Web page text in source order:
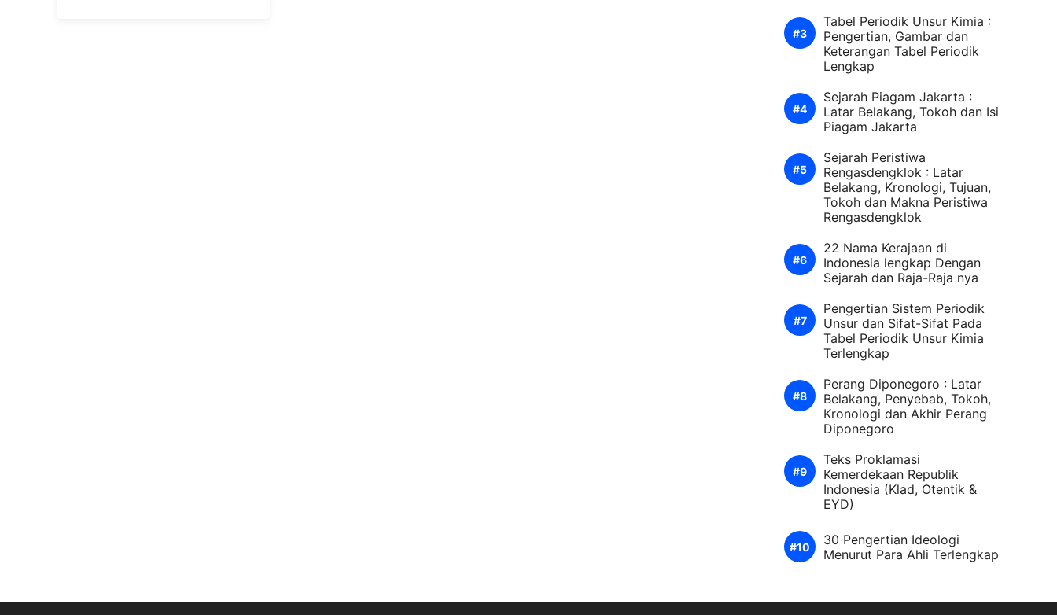
Tabel Periodik Unsur Kimia :
Pengertian, Gambar dan
Keterangan Tabel Periodik
Lengkap
Sejarah Piagam Jakarta :
Latar Belakang, Tokoh dan Isi
Piagam Jakarta
Sejarah Peristiwa
Rengasdengklok : Latar
Belakang, Kronologi, Tujuan,
Tokoh dan Makna Peristiwa
Rengasdengklok
22 Nama Kerajaan di
Indonesia lengkap Dengan
Sejarah dan Raja-Raja nya
Pengertian Sistem Periodik
Unsur dan Sifat-Sifat Pada
Tabel Periodik Unsur Kimia
Terlengkap
Perang Diponegoro : Latar
Belakang, Penyebab, Tokoh,
Kronologi dan Akhir Perang
Diponegoro
Teks Proklamasi
Kemerdekaan Republik
Indonesia (Klad, Otentik &
EYD)
30 Pengertian Ideologi
Menurut Para Ahli Terlengkap